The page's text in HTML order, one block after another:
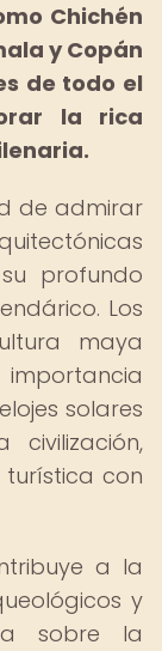
Chichén
y Copán
de todo el
la rica
de admirar
profundo
Los
maya
solares
turística con
a la
y
sobre la